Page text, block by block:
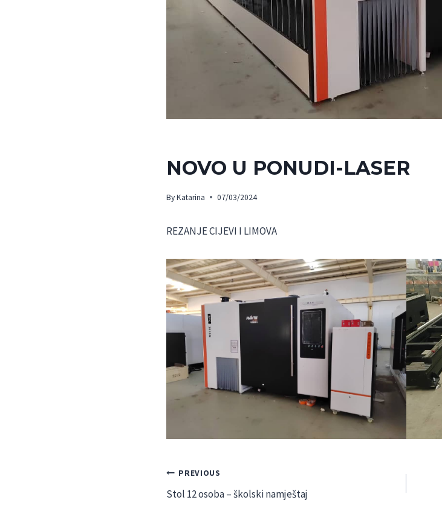
NOVO U PONUDI-LASER
ByKatarina 07/03/2024
REZANJE CIJEVI I LIMOVA
Navigacija
objava
PREVIOUS
Stol 12 osoba – školski namještaj